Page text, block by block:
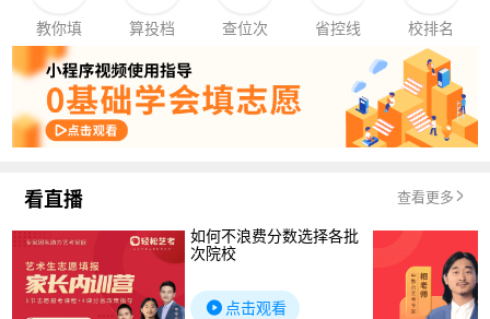
教你填 算投档 查位次 省控线 校排名
看直播 查看更多
如何不浪费分数选择各批
次院校
点击观看